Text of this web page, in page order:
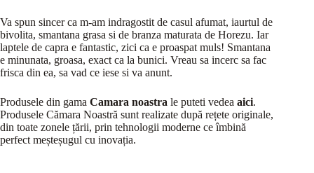
Va spun sincer ca m-am indragostit de casul afumat, iaurtul de
bivolita, smantana grasa si de branza maturata de Horezu. Iar
laptele de capra e fantastic, zici ca e proaspat muls! Smantana
e minunata, groasa, exact ca la bunici. Vreau sa incerc sa fac
frisca din ea, sa vad ce iese si va anunt.
Produsele din gama Camara noastra le puteti vedea aici.
Produsele Cămara Noastră sunt realizate după rețete originale,
din toate zonele țării, prin tehnologii moderne ce îmbină
perfect meșteșugul cu inovația.